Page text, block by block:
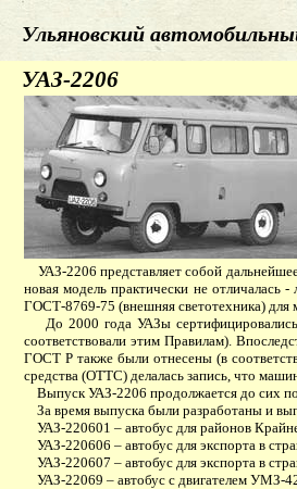
Ульяновский
УАЗ-2206
УАЗ-2206 представляет собой
новая модель практически не
ГОСТ-8769-75 (внешняя светотехника) для
До 2000 года УАЗы
соответствовали этим Правилам).
ГОСТ Р также были отнесены (в
средства (ОТТС) делалась запись, что
Выпуск УАЗ-2206 продолжается до сих
За время выпуска были разработаны и
УАЗ-220601 – автобус для районов
УАЗ-220606 – автобус для экспорта в
УАЗ-220607 – автобус для экспорта в
УАЗ-22069 – автобус с двигателем УМЗ-